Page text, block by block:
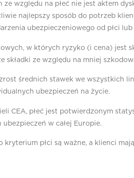
względu na płeć nie jest aktem
najlepszy sposób do potrzeb
ubezpieczeniowego od płci
w których ryzyko (i cena) jest
składki ze względu na mniej
średnich stawek we wszystkich
ubezpieczeń na życie.
CEA, płeć jest potwierdzonym
w całej Europie.
płci są ważne, a klienci